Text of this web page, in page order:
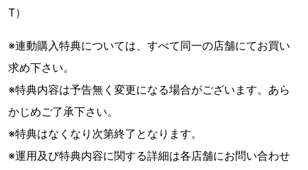
T）
※連動購入特典については、すべて同一の店舗にてお買い
求め下さい。
※特典内容は予告無く変更になる場合がございます。あら
かじめご了承下さい。
※特典はなくなり次第終了となります。
※運用及び特典内容に関する詳細は各店舗にお問い合わせ